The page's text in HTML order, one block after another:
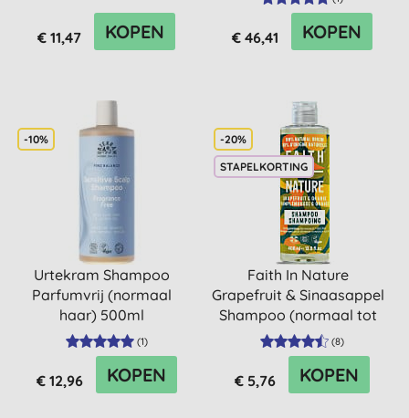
€ 11,47 KOPEN € 46,41 KOPEN
-10%
Urtekram Shampoo
Parfumvrij (normaal
haar) 500ml
(1)
€ 12,96 KOPEN
-20%
STAPELKORTING
Faith In Nature
Grapefruit & Sinaasappel
Shampoo (normaal tot
vet h...
(8)
€ 5,76 KOPEN